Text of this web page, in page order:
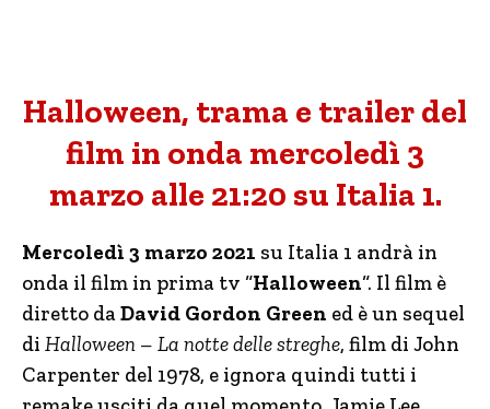
Halloween, trama e trailer del
film in onda mercoledì 3
marzo alle 21:20 su Italia 1.
Mercoledì 3 marzo 2021 su Italia 1 andrà in
onda il film in prima tv “Halloween“. Il film è
diretto daDavid Gordon Green ed è un sequel
di Halloween – La notte delle streghe, film di John
Carpenter del 1978, e ignora quindi tutti i